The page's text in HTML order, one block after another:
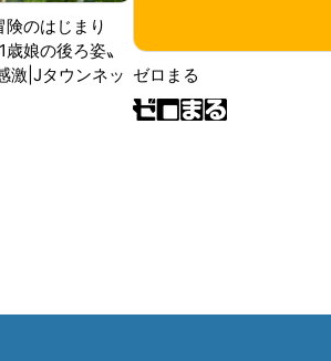
険のはじまり
娘の後ろ姿〟
激|Jタウンネッ ゼロまる